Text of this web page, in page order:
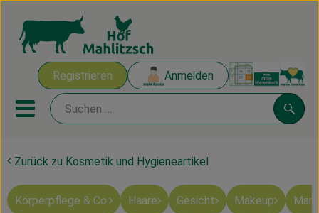
Registrieren Anmelden
Mobiles Menu öffnen oder
Ökokisten
Mahlitzscher Produkte
Zurück zu Kosmetik und Hygieneartikel
Körperpflege & Co. Haare Gesicht Makeup